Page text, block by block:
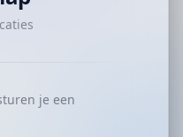
je een